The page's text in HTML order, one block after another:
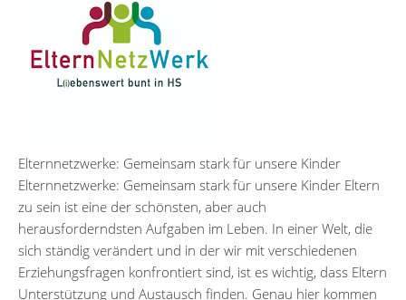
Elternnetzwerke: Gemeinsam stark für unsere Kinder
Elternnetzwerke: Gemeinsam stark für unsere Kinder Eltern
zu sein ist eine der schönsten, aber auch
herausforderndsten Aufgaben im Leben. In einer Welt, die
sich ständig verändert und in der wir mit verschiedenen
Erziehungsfragen konfrontiert sind, ist es wichtig, dass Eltern
Unterstützung und Austausch finden. Genau hier kommen